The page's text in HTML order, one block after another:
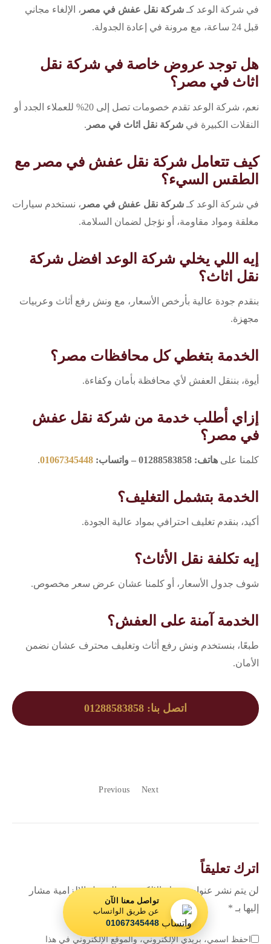
تواصل معنا الآن
عن طريق الواتساب
01067345448
في شركة الوعد كـ شركة نقل عفش في مصر ، الإلغاء مجاني
قبل 24 ساعة، مع مرونة في إعادة الجدولة.
هل توجد عروض خاصة في شركة نقل
اثاث في مصر؟
نعم، شركة الوعد تقدم خصومات تصل إلى 20% للعملاء الجدد أو
النقلات الكبيرة في شركة نقل اثاث في مصر .
كيف تتعامل شركة نقل عفش في مصر مع
الطقس السيء؟
في شركة الوعد كـ شركة نقل عفش في مصر ، نستخدم سيارات
مغلقة ومواد مقاومة، أو نؤجل لضمان السلامة.
إيه اللي يخلي شركة الوعد افضل شركة
نقل اثاث؟
بنقدم جودة عالية بأرخص الأسعار، مع ونش رفع أثاث وعربيات
مجهزة.
الخدمة بتغطي كل محافظات مصر؟
أيوة، بننقل العفش لأي محافظة بأمان وكفاءة.
إزاي أطلب خدمة من شركة نقل عفش
في مصر؟
كلمنا على هاتف: 01288583858 – واتساب: 01067345448
.
الخدمة بتشمل التغليف؟
أكيد، بنقدم تغليف احترافي بمواد عالية الجودة.
إيه تكلفة نقل الأثاث؟
شوف جدول الأسعار، أو كلمنا عشان عرض سعر مخصوص.
الخدمة آمنة على العفش؟
طبعًا، بنستخدم ونش رفع أثاث وتغليف محترف عشان نضمن
الأمان.
اتصل بنا: 01288583858
Previous Next
اترك تعليقاً
لن يتم نشر عنوان بريدك الإلكتروني. الحقول الإلزامية مشار
إليها بـ *
احفظ اسمي، بريدي الإلكتروني، والموقع الإلكتروني في هذا